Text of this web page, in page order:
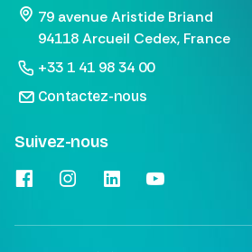
79 avenue Aristide Briand
94118 Arcueil Cedex, France
+33 1 41 98 34 00
Contactez-nous
Suivez-nous